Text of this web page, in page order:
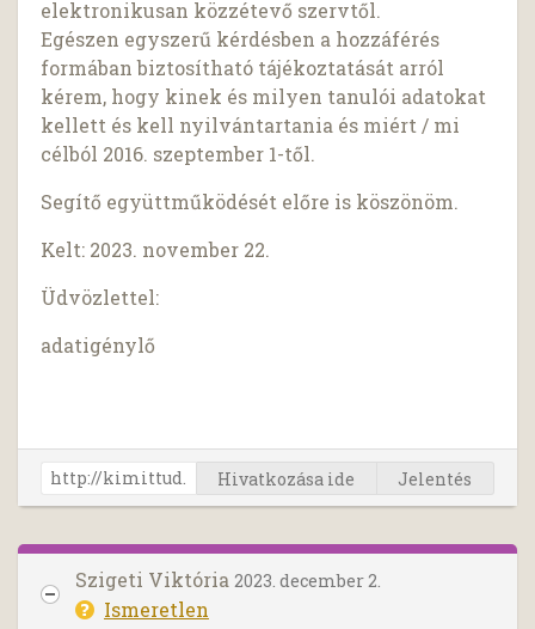
elektronikusan közzétevő szervtől.
Egészen egyszerű kérdésben a hozzáférés
formában biztosítható tájékoztatását arról
kérem, hogy kinek és milyen tanulói adatokat
kellett és kell nyilvántartania és miért / mi
célból 2016. szeptember 1-től.
Segítő együttműködését előre is köszönöm.
Kelt: 2023. november 22.
Üdvözlettel:
adatigénylő
Hivatkozása ide Jelentés
Szigeti Viktória 2023. december 2.
Ismeretlen